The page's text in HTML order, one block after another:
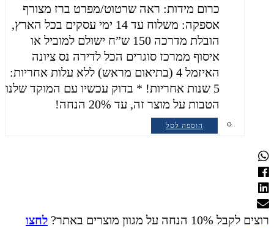
כרום מידות: ראה שרטוט/מפרט ברז מצורף
אספקה: משלוח עד 14 ימי עסקים בכל הארץ,
הובלת מדרכה 150 ש”ח ישולם למוביל או
איסוף ממרכז סוגרים הכל לדירה נס ציונה
האיזמל 4 (בתיאום מראש) ללא עלות אחריות:
5 שנות אחריות! * בדוק עכשיו עם המוקד שלנו
הטבות על מוצר זה, עד 20% הנחה!
הוספה לסל
רוצים לקבל 10% הנחה על מגוון מוצרים באתר?
לחצו